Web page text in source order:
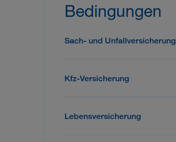
Bedingungen
Sach- und Unfallversicherung
Kfz-Versicherung
Lebensversicherung